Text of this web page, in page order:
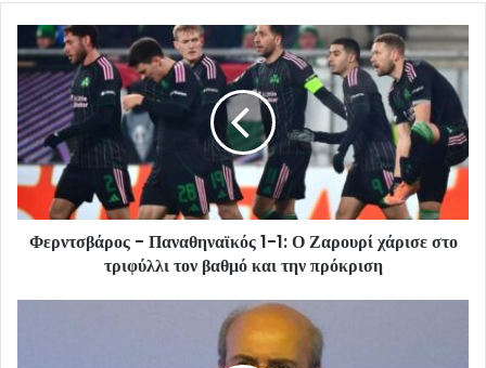
Φερντσβάρος - Παναθηναϊκός 1-1: Ο Ζαρουρί χάρισε στο
τριφύλλι τον βαθμό και την πρόκριση